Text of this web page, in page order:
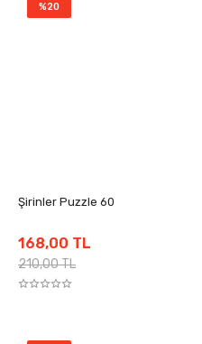
%20
Şirinler Puzzle 60
168,00 TL
210,00 TL